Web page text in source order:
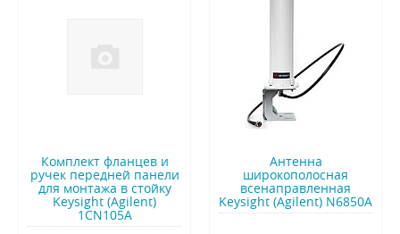
Комплект фланцев и
ручек передней панели
для монтажа в стойку
Keysight (Agilent)
1CN105A
Антенна
широкополосная
всенаправленная
Keysight (Agilent) N6850A